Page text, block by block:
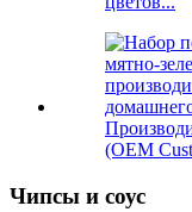
(OEM
Чипсы и соус